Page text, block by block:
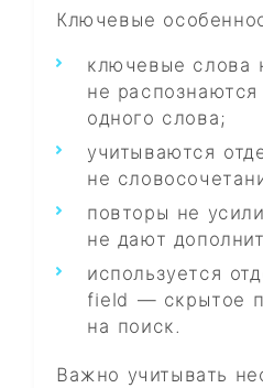
Ключевые
ключевые слова
не
одного слова;
учитываются
не
повторы не
не дают
используется
field — скрытое
на поиск.
Важно учитывать